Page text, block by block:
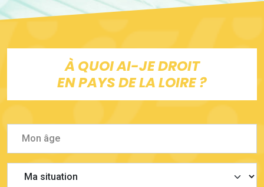
À QUOI AI-JE DROIT
EN PAYS DE LA LOIRE ?